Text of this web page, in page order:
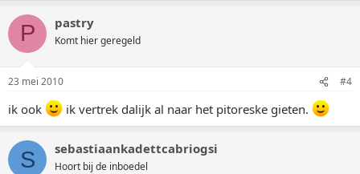
P pastry
Komt hier geregeld
23 mei 2010 #4
ik ook ik vertrek dalijk al naar het pitoreske gieten.
S sebastiaankadettcabriogsi
Hoort bij de inboedel